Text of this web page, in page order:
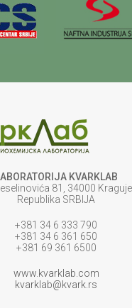
KVARKLAB
81, 34000
Republika SRBIJA
+381 34 6 333 790
+381 34 6 361 650
+381 69 361 6500
www.kvarklab.com
kvarklab@kvark.rs